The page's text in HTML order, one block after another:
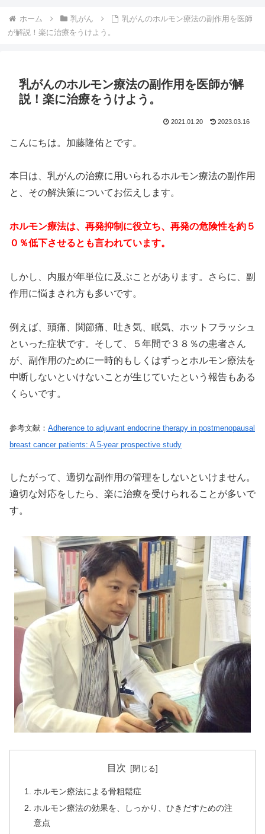
ホーム 乳がん
乳がんのホルモン療法の副作用を医師
が解説！楽に治療をうけよう。
乳がんのホルモン療法の副作用を医師が解
説！楽に治療をうけよう。
2021.01.20 2023.03.16
こんにちは。加藤隆佑とです。
本日は、乳がんの治療に用いられるホルモン療法の副作用
と、その解決策についてお伝えします。
ホルモン療法は、再発抑制に役立ち、再発の危険性を約５
０％低下させるとも言われています。
しかし、内服が年単位に及ぶことがあります。さらに、副
作用に悩まされ方も多いです。
例えば、頭痛、関節痛、吐き気、眠気、ホットフラッシュ
といった症状です。そして、５年間で３８％の患者さん
が、副作用のために一時的もしくはずっとホルモン療法を
中断しないといけないことが生じていたという報告もある
くらいです。
参考文献： Adherence to adjuvant endocrine therapy in postmenopausal
breast cancer patients: A 5-year prospective study
したがって、適切な副作用の管理をしないといけません。
適切な対応をしたら、楽に治療を受けられることが多いで
す。
目次
ホルモン療法による骨粗鬆症
ホルモン療法の効果を、しっかり、ひきだすための注
意点